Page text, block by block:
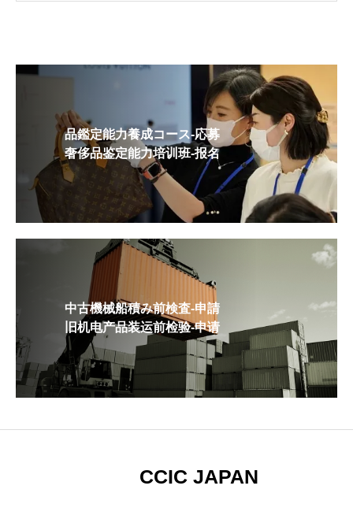
品鑑定能力養成コース-応募
奢侈品鉴定能力培训班-报名
中古機械船積み前検査-申請
旧机电产品装运前检验-申请
CCIC JAPAN